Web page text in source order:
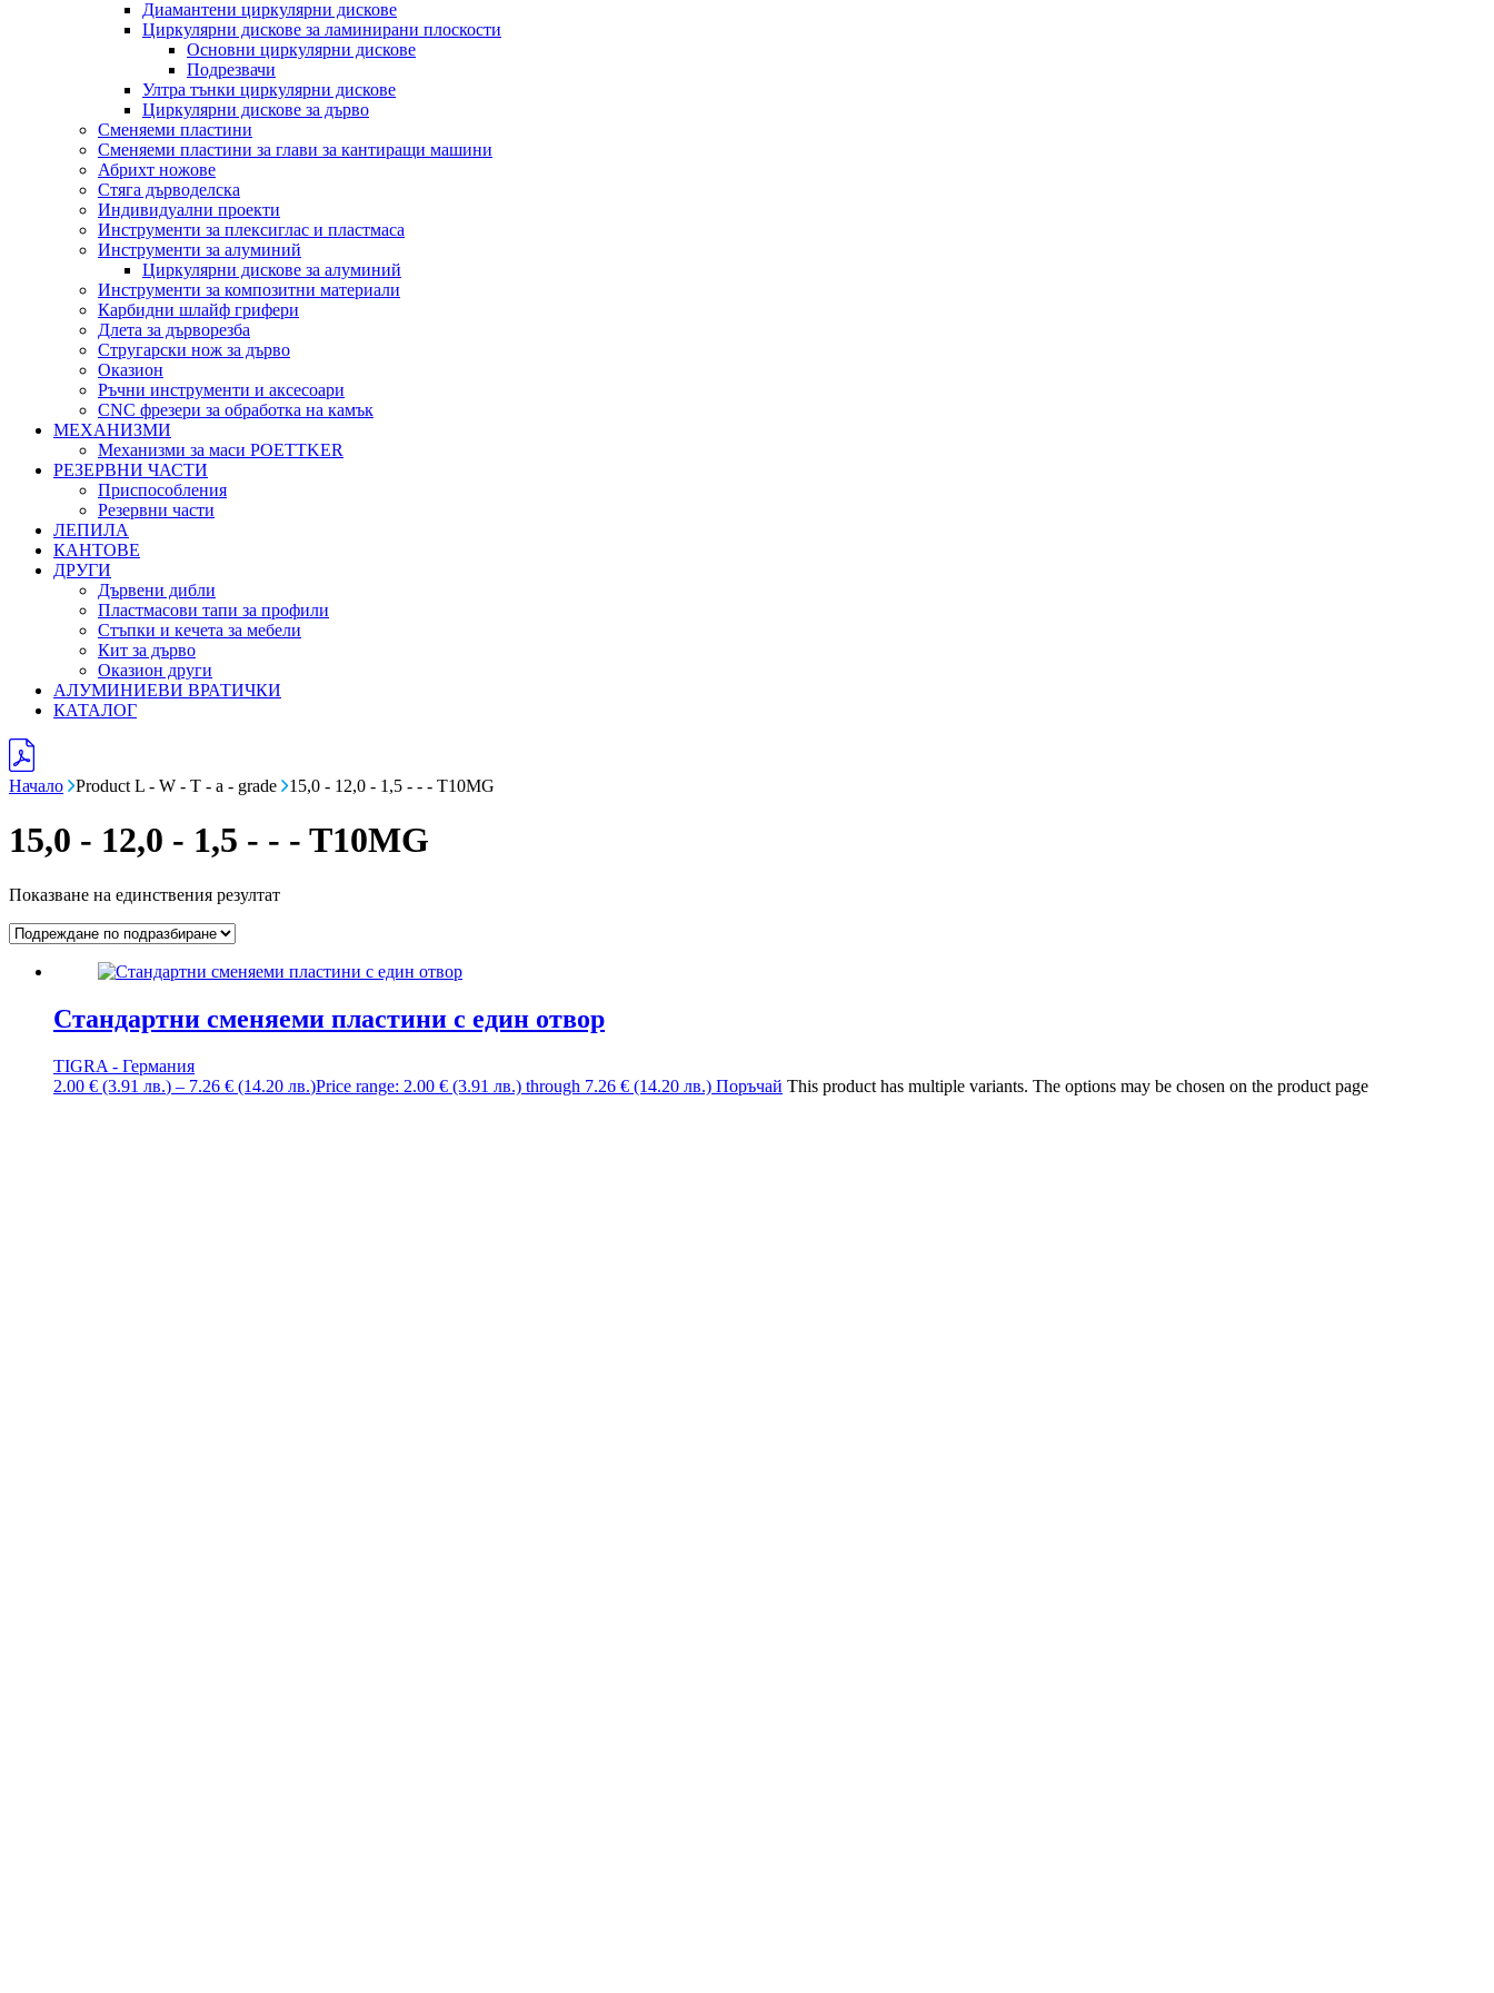
Диамантени циркулярни дискове
Циркулярни дискове за ламинирани плоскости
Основни циркулярни дискове
Подрезвачи
Ултра тънки циркулярни дискове
Циркулярни дискове за дърво
Сменяеми пластини
Сменяеми пластини за глави за кантиращи машини
Абрихт ножове
Стяга дърводелска
Индивидуални проекти
Инструменти за плексиглас и пластмаса
Инструменти за алуминий
Циркулярни дискове за алуминий
Инструменти за композитни материали
Карбидни шлайф грифери
Длета за дърворезба
Стругарски нож за дърво
Оказион
Ръчни инструменти и аксесоари
CNC фрезери за обработка на камък
МЕХАНИЗМИ
Механизми за маси POETTKER
РЕЗЕРВНИ ЧАСТИ
Приспособления
Резервни части
ЛЕПИЛА
КАНТОВЕ
ДРУГИ
Дървени дибли
Пластмасови тапи за профили
Стъпки и кечета за мебели
Кит за дърво
Оказион други
АЛУМИНИЕВИ ВРАТИЧКИ
КАТАЛОГ
Начало Product L - W - T - a - grade 15,0 - 12,0 - 1,5 - - - T10MG
15,0 - 12,0 - 1,5 - - - T10MG
Показване на единствения резултат
Стандартни сменяеми пластини с един отвор
TIGRA - Германия
2.00 € (3.91 лв.) – 7.26 € (14.20 лв.)Price range: 2.00 € (3.91 лв.) through 7.26 € (14.20 лв.) Поръчай This product has multiple variants. The options may be chosen on the product page